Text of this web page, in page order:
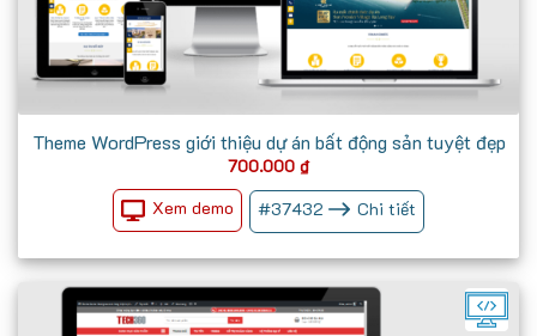
Theme WordPress giới thiệu dự án bất động sản tuyệt đẹp
700.000 ₫
Xem demo #37432 Chi tiết